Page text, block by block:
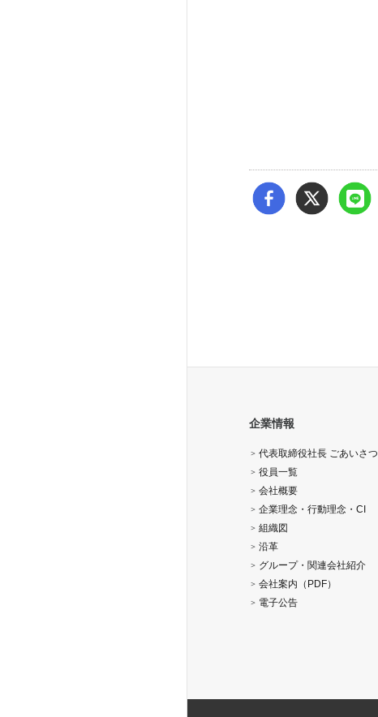
企業情報
代表取締役社長 ごあいさつ
役員一覧
会社概要
企業理念・行動理念・CI
組織図
沿革
グループ・関連会社紹介
会社案内（PDF）
電子公告